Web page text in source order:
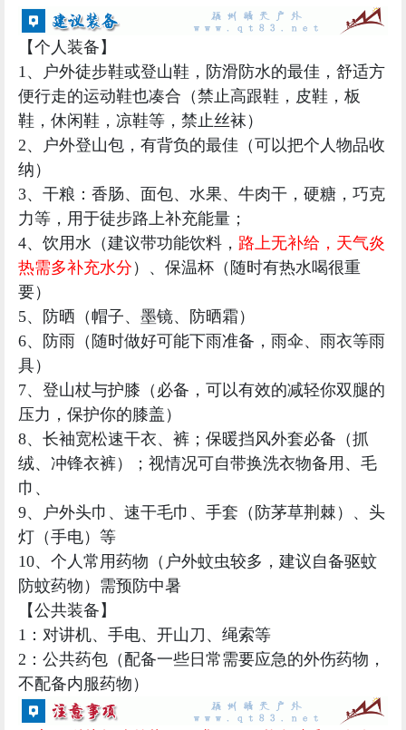
【个人装备】
1、户外徒步鞋或登山鞋，防滑防水的最佳，舒适方
便行走的运动鞋也凑合（禁止高跟鞋，皮鞋，板
鞋，休闲鞋，凉鞋等，禁止丝袜）
2、户外登山包，有背负的最佳（可以把个人物品收
纳）
3、干粮：香肠、面包、水果、牛肉干，硬糖，巧克
力等，用于徒步路上补充能量；
4、饮用水（建议带功能饮料， 路上无补给，天气炎
热需多补充水分 ）、保温杯（随时有热水喝很重
要）
5、防晒（帽子、墨镜、防晒霜）
6、防雨（随时做好可能下雨准备，雨伞、雨衣等雨
具）
7、登山杖与护膝（必备，可以有效的减轻你双腿的
压力，保护你的膝盖）
8、长袖宽松速干衣、裤；保暖挡风外套必备（抓
绒、冲锋衣裤）；视情况可自带换洗衣物备用、毛
巾、
9、户外头巾、速干毛巾、手套（防茅草荆棘）、头
灯（手电）等
10、个人常用药物（户外蚊虫较多，建议自备驱蚊
防蚊药物）需预防中暑
【公共装备】
1：对讲机、手电、开山刀、绳索等
2：公共药包（配备一些日常需要应急的外伤药物，
不配备内服药物）